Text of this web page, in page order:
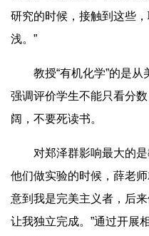
研究的时候，接触到这些
浅。”
教授“有机化学”的是
强调评价学生不能只看分
阔，不要死读书。
对郑泽群影响最大的是
他们做实验的时候，薛老
意到我是完美主义者，后
让我独立完成。”通过开展